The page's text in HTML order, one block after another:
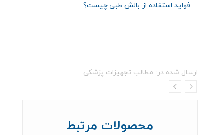
فواید استفاده از بالش طبی چیست؟
ارسال شده در: مطالب تجهیزات پزشکی
محصولات مرتبط